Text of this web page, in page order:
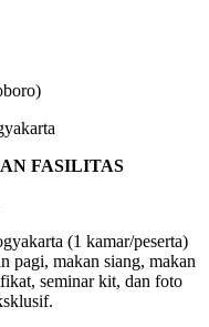
FASILITAS
(1 kamar/peserta)
pagi, makan siang, makan
seminar kit, dan foto